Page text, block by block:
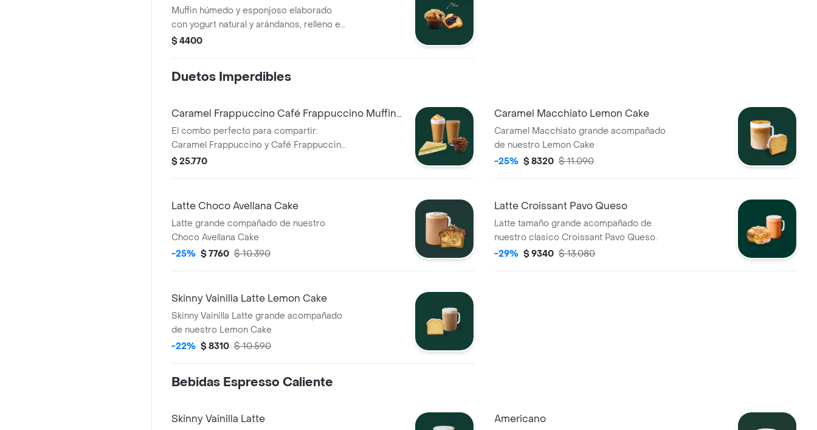
Muffin húmedo y esponjoso elaborado
con yogurt natural y arándanos, relleno en
su centro con un variegatto de arándanos
forma homogenea la superficie del
$ 4400
Duetos Imperdibles
Caramel Frappuccino Café Frappuccino Muffin
Chips Chocolate Ave Palta Miga
El combo perfecto para compartir:
Caramel Frappuccino y Café Frappuccino
acompañados de Muffin Chips Chocolate
$ 25.770
Caramel Macchiato Lemon Cake
Caramel Macchiato grande acompañado
de nuestro Lemon Cake
-25% $ 8320 $ 11.090
Latte Choco Avellana Cake
Latte grande compañado de nuestro
Choco Avellana Cake
-25% $ 7760 $ 10.390
Latte Croissant Pavo Queso
Latte tamaño grande acompañado de
nuestro clasico Croissant Pavo Queso.
-29% $ 9340 $ 13.080
Skinny Vainilla Latte Lemon Cake
Skinny Vainilla Latte grande acompañado
de nuestro Lemon Cake
-22% $ 8310 $ 10.590
Bebidas Espresso Caliente
Skinny Vainilla Latte Americano